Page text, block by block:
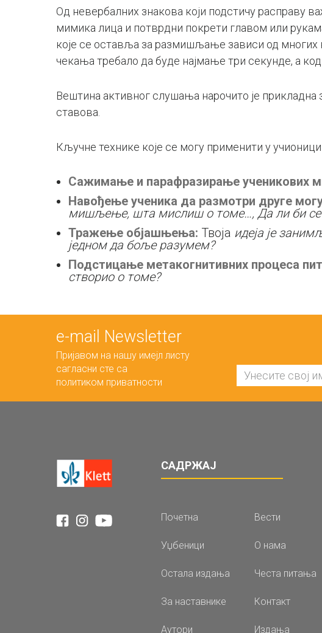
Од невербалних знакова који подстичу расправу
мимика лица и потврдни покрети главом или
које се оставља за размишљање зависи од
чекања требало да буде најмање три секунде, а
Вештина активног слушања нарочито је
ставова.
Кључне технике које се могу применити у учионици
Сажимање и парафразирање ученикових
Навођење ученика да размотри друге
мишљење, шта мислиш о томе…, Да ли би се
Тражење објашњења: Твоја идеја је
једном да боље разумем?
Подстицање метакогнитивних процеса
створио о томе?
е-mail Newsletter
Пријавом на нашу имејл листу
сагласни сте са
политиком приватности
САДРЖАЈ
Почетна Вести
Уџбеници О нама
Остала издања Честа питања
За наставнике Контакт
Аутори Издања